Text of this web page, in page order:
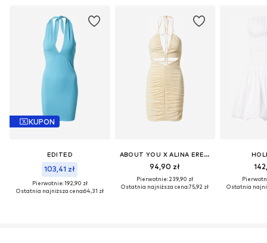
KUPON
EDITED
103,41 zł
Pierwotnie: 192,90 zł
Ostatnia najniższa cena:64,31 zł
ABOUT YOU X ALINA EREMIA
94,90 zł
Pierwotnie: 239,90 zł
Ostatnia najniższa cena:75,92 zł
Ostatnia